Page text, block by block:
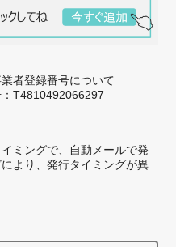
てきて、長く使うので、アクセ
す。
です。この度は、ストラッ
よろしくお願いいたしま
者登録番号について
：T4810492066297
ミングで、自動メールで発
より、発行タイミングが異